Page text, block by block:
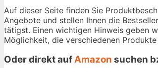
Auf dieser Seite finden Sie
Angebote und stellen Ihnen die
tätigst. Einen wichtigen Hinweis geben
Möglichkeit, die verschiedenen
Oder direkt aufAmazon suchen